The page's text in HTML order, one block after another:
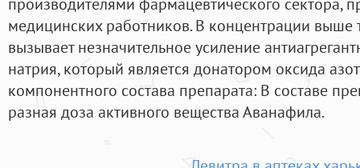
медицинских работников. В концентрации выше
вызывает незначительное усиление
натрия, который является донатором оксида
компонентного состава препарата: В составе
разная доза активного вещества Аванафила.